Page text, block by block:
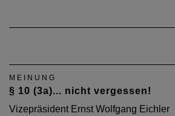
MEINUNG
§ 10 (3a)... nicht vergessen!
Vizepräsident Ernst Wolfgang Eichler